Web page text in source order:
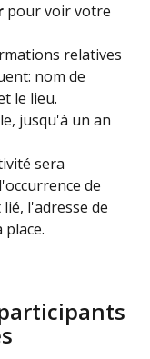
pour voir votre
relatives
nom de
le lieu.
jusqu'à un an
sera
de
l'adresse de